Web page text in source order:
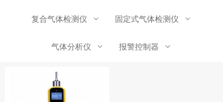
复合气体检测仪 固定式气体检测仪
气体分析仪 报警控制器